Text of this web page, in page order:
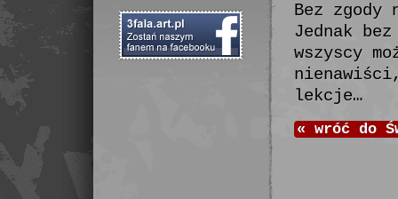
Bez
Jednak
wszyscy
lekcje…
« wróć do